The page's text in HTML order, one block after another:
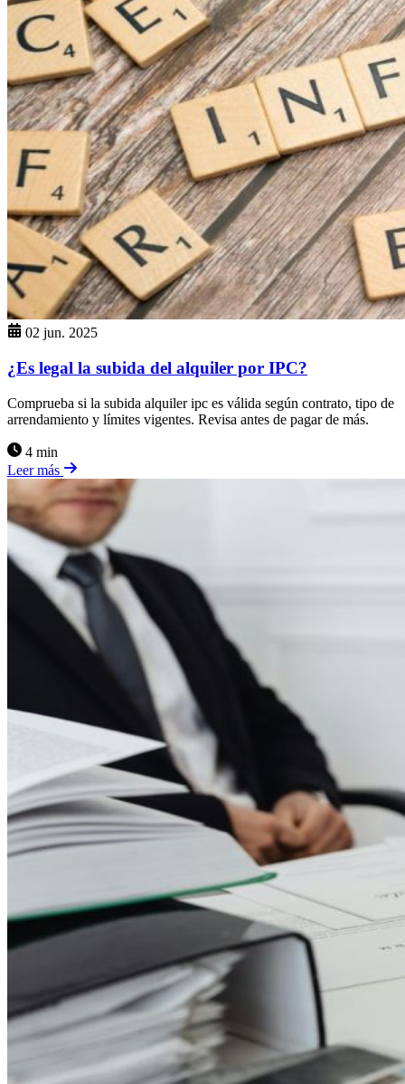
02 jun. 2025
¿Es legal la subida del alquiler por IPC?
Comprueba si la subida alquiler ipc es válida según contrato, tipo de
arrendamiento y límites vigentes. Revisa antes de pagar de más.
4 min
Leer más